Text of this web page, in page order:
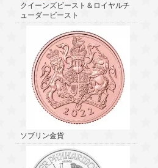
クイーンズビースト＆ロイヤルチ
ューダービースト
ソブリン金貨